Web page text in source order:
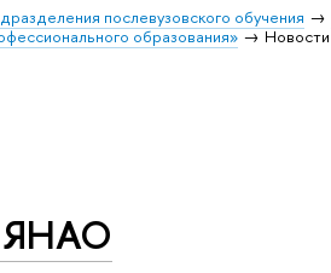
послевузовского обучения
образования»
Новости
ЯНАО